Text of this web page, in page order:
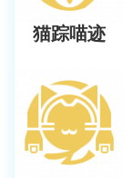
猫踪喵迹